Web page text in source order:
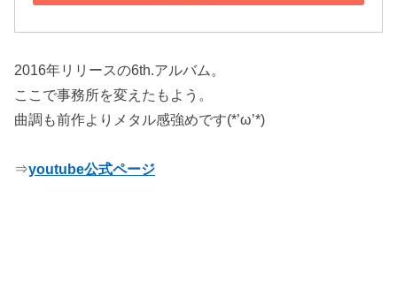
2016年リリースの6th.アルバム。
ここで事務所を変えたもよう。
曲調も前作よりメタル感強めです(*’ω’*)
⇒youtube公式ページ